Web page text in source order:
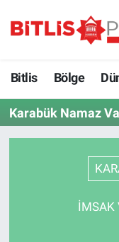
Bitlis Bölge
Karabük Namaz
İMSAK
Bölge
Bitlis Trafik
Süper Lig
Tüm Manşetler
Son Dakika